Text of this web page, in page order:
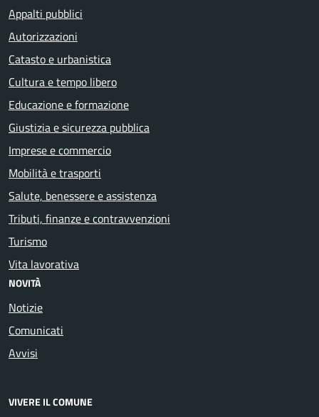
Appalti pubblici
Autorizzazioni
Catasto e urbanistica
Cultura e tempo libero
Educazione e formazione
Giustizia e sicurezza pubblica
Imprese e commercio
Mobilità e trasporti
Salute, benessere e assistenza
Tributi, finanze e contravvenzioni
Turismo
Vita lavorativa
NOVITÀ
Notizie
Comunicati
Avvisi
VIVERE IL COMUNE